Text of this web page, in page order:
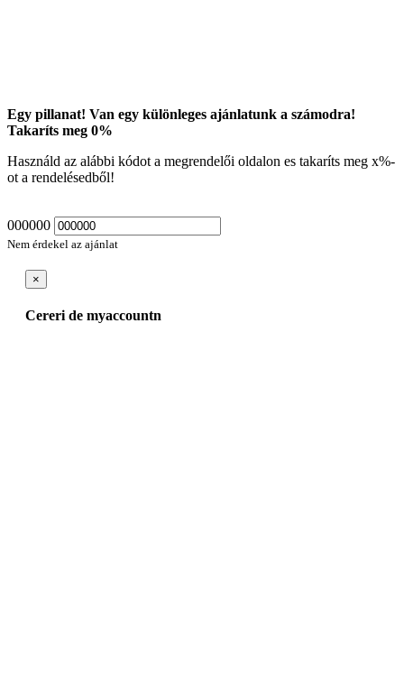
Egy pillanat! Van egy különleges ajánlatunk a számodra!
Takaríts meg 0%
Használd az alábbi kódot a megrendelői oldalon es takaríts meg x%-
ot a rendelésedből!
000000
Nem érdekel az ajánlat
×
Cereri de myaccountn